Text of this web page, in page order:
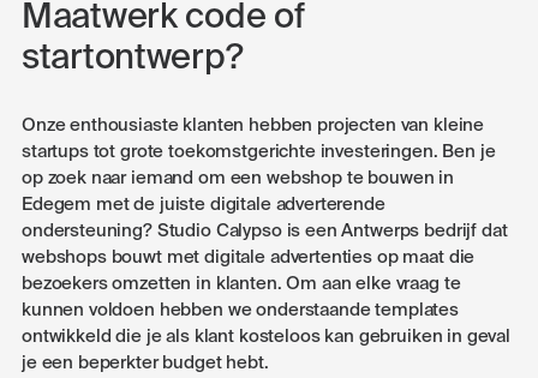
Maatwerk code of
startontwerp?
Onze enthousiaste klanten hebben projecten van kleine
startups tot grote toekomstgerichte investeringen. Ben je
op zoek naar iemand om een webshop te bouwen in
Edegem met de juiste digitale adverterende
ondersteuning? Studio Calypso is een Antwerps bedrijf dat
webshops bouwt met digitale advertenties op maat die
bezoekers omzetten in klanten. Om aan elke vraag te
kunnen voldoen hebben we onderstaande templates
ontwikkeld die je als klant kosteloos kan gebruiken in geval
je een beperkter budget hebt.